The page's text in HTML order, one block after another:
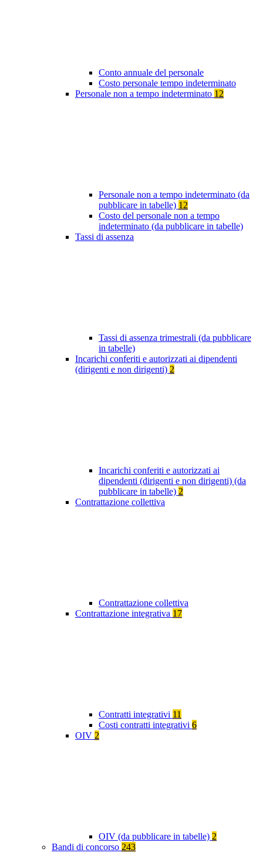
Conto annuale del personale
Costo personale tempo indeterminato
Personale non a tempo indeterminato 12
Personale non a tempo indeterminato (da
pubblicare in tabelle) 12
Costo del personale non a tempo
indeterminato (da pubblicare in tabelle)
Tassi di assenza
Tassi di assenza trimestrali (da pubblicare
in tabelle)
Incarichi conferiti e autorizzati ai dipendenti
(dirigenti e non dirigenti) 2
Incarichi conferiti e autorizzati ai
dipendenti (dirigenti e non dirigenti) (da
pubblicare in tabelle) 2
Contrattazione collettiva
Contrattazione collettiva
Contrattazione integrativa 17
Contratti integrativi 11
Costi contratti integrativi 6
OIV 2
OIV (da pubblicare in tabelle) 2
Bandi di concorso 243